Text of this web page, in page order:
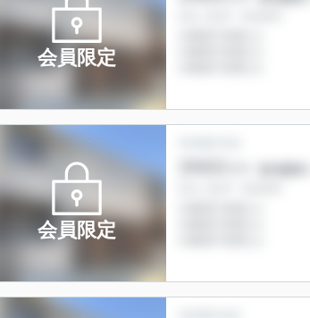
会員限定
会員限定